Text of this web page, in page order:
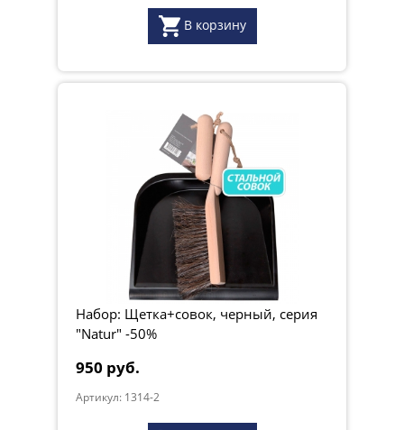
В корзину
Набор: Щетка+совок, черный, серия
"Natur" -50%
950 руб.
Артикул: 1314-2